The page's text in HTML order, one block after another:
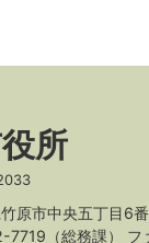
所
原市中央五丁目6
（総務課） フ